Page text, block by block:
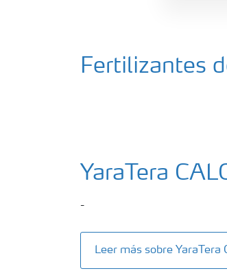
Fertilizantes
YaraTera
-
Leer más sobre YaraTera